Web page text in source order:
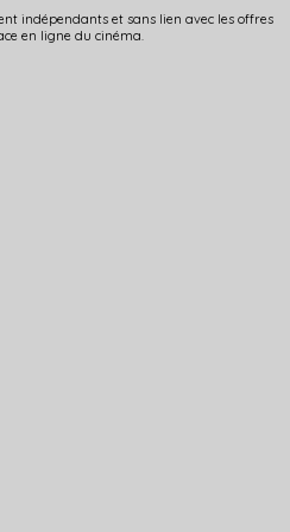
indépendants et sans lien avec les offres
en ligne du cinéma.